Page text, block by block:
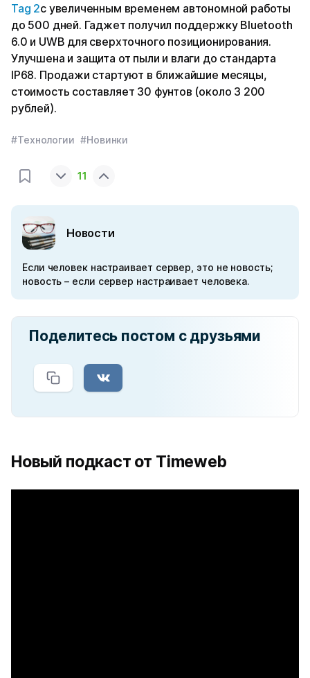
Tag 2с увеличенным временем автономной работы
до 500 дней. Гаджет получил поддержку Bluetooth
6.0 и UWB для сверхточного позиционирования.
Улучшена и защита от пыли и влаги до стандарта
IP68. Продажи стартуют в ближайшие месяцы,
стоимость составляет 30 фунтов (около 3 200
рублей).
#Технологии #Новинки
11
Новости
Если человек настраивает сервер, это не новость;
новость – если сервер настраивает человека.
Поделитесь постом с друзьями
Новый подкаст от Timeweb